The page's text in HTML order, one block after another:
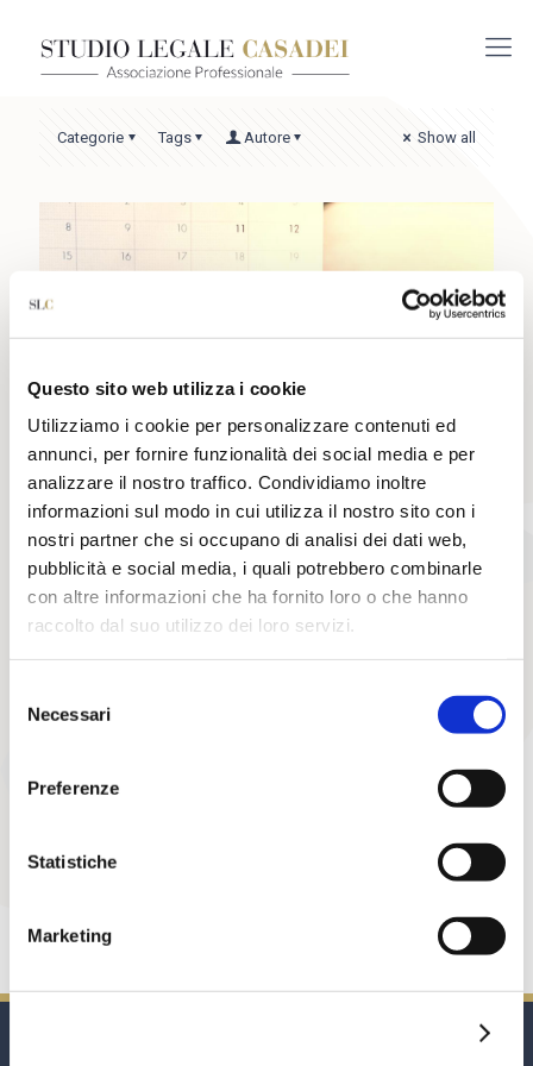
Questo sito web utilizza i cookie
Utilizziamo i cookie per personalizzare contenuti ed
annunci, per fornire funzionalità dei social media e per
analizzare il nostro traffico. Condividiamo inoltre
informazioni sul modo in cui utilizza il nostro sito con i
nostri partner che si occupano di analisi dei dati web,
pubblicità e social media, i quali potrebbero combinarle
con altre informazioni che ha fornito loro o che hanno
raccolto dal suo utilizzo dei loro servizi.
delNecessari
Preferenze
Statistiche
Marketing
Categorie Tags Autore Show all
Avvocato Paolo Casadei
14 Dicembre 2020
ANCHE LA CORTE D’APPELLO DI TORINO
CONFERMA CHE L’AMMORTAMENTO ALLA
FRANCESE NON COMPORTA ANATOCISMO
e discussioni dottrinali la presunta illegittimità del
se ancora non risulta una pronuncia della Suprema
riconoscere piena legittimità a
Continua a leggere